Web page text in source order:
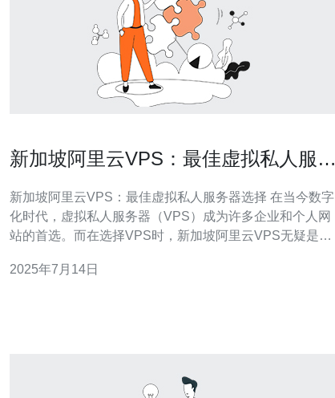
新加坡阿里云VPS：最佳虚拟私人服务
新加坡阿里云VPS：最佳虚拟私人服务器选择 在当今数字
化时代，虚拟私人服务器（VPS）成为许多企业和个人网
站的首选。而在选择VPS时，新加坡阿里云VPS无疑是一
势，以及为什么它是最佳的虚拟私人服务器选择。 新加坡
2025年7月14日